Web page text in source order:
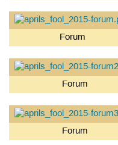
Forum
Forum
Forum